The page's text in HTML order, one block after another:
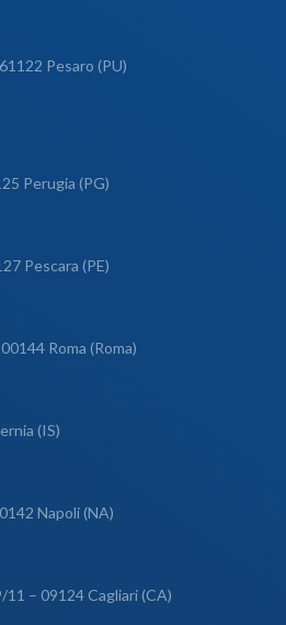
Pesaro (PU)
Perugia (PG)
Pescara (PE)
Roma (Roma)
(IS)
Napoli (NA)
– 09124 Cagliari (CA)